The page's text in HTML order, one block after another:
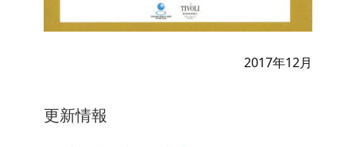
2017年12月
更新情報